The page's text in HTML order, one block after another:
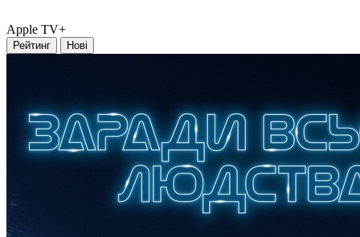
Apple TV+
Рейтинг Нові